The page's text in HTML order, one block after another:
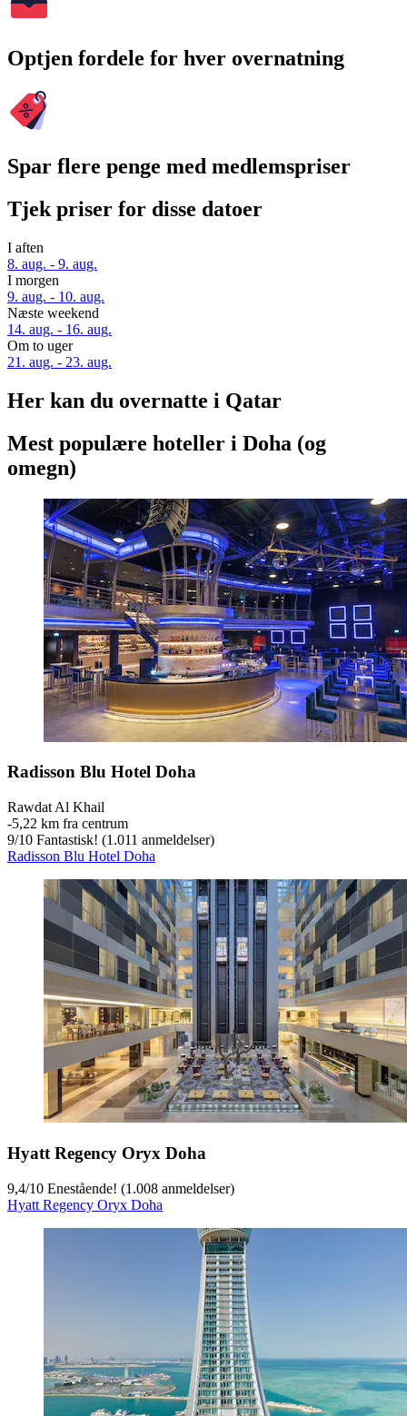
Optjen fordele for hver overnatning
Spar flere penge med medlemspriser
Tjek priser for disse datoer
I aften
8. aug. - 9. aug.
I morgen
9. aug. - 10. aug.
Næste weekend
14. aug. - 16. aug.
Om to uger
21. aug. - 23. aug.
Her kan du overnatte i Qatar
Mest populære hoteller i Doha (og
omegn)
Radisson Blu Hotel Doha
Rawdat Al Khail
‐5,22 km fra centrum
9/10 Fantastisk! (1.011 anmeldelser)
Radisson Blu Hotel Doha
Hyatt Regency Oryx Doha
9,4/10 Enestående! (1.008 anmeldelser)
Hyatt Regency Oryx Doha